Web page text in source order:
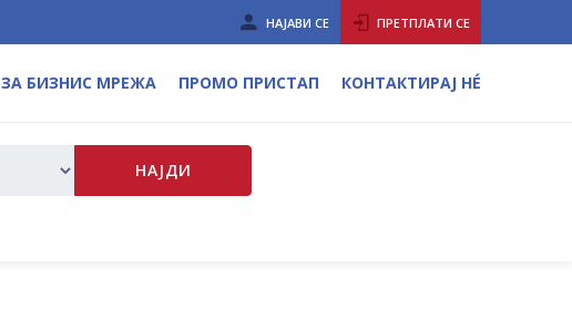
НАЈАВИ СЕ ПРЕТПЛАТИ СЕ
ЗА БИЗНИС МРЕЖА ПРОМО ПРИСТАП КОНТАКТИРАЈ НÉ
НАЈДИ